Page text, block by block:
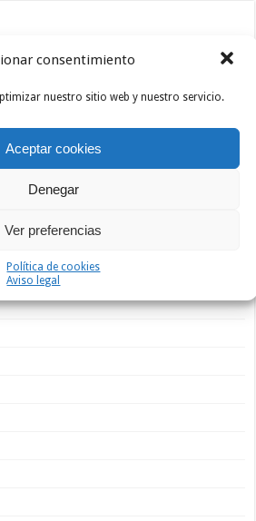
consentimiento
nuestro sitio web y nuestro servicio.
Aceptar cookies
Denegar
Ver preferencias
Política de cookies
Aviso legal